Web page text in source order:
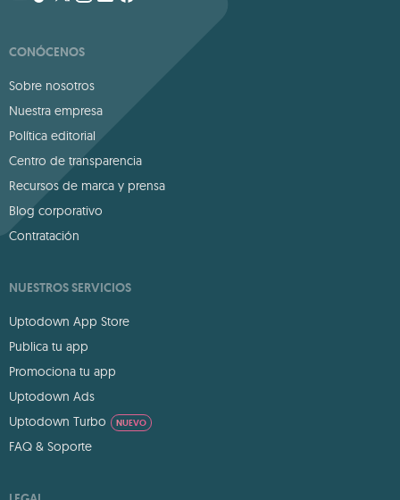
CONÓCENOS
Sobre nosotros
Nuestra empresa
Política editorial
Centro de transparencia
Recursos de marca y prensa
Blog corporativo
Contratación
NUESTROS SERVICIOS
Uptodown App Store
Publica tu app
Promociona tu app
Uptodown Ads
Uptodown Turbo
NUEVO
FAQ & Soporte